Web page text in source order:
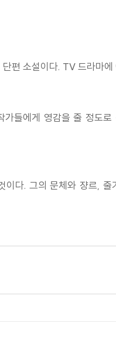
편 소설이다. TV 드라마
들에게 영감을 줄 정도
다. 그의 문체와 쟝르,